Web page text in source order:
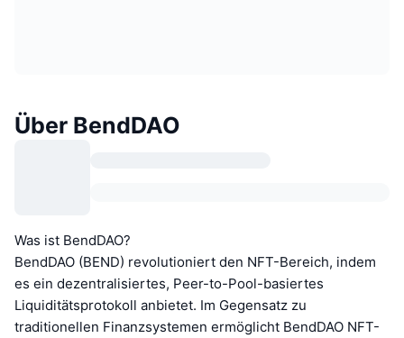
Über BendDAO
Was ist BendDAO?
BendDAO (BEND) revolutioniert den NFT-Bereich, indem
es ein dezentralisiertes, Peer-to-Pool-basiertes
Liquiditätsprotokoll anbietet. Im Gegensatz zu
traditionellen Finanzsystemen ermöglicht BendDAO NFT-